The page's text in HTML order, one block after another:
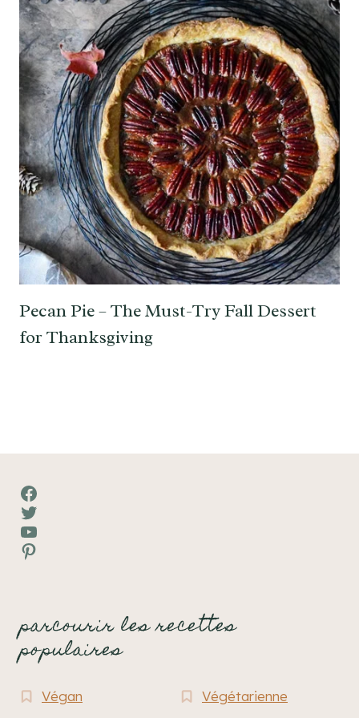
Pecan Pie – The Must-Try Fall Dessert
for Thanksgiving
Facebook
Twitter
YouTube
Pinterest
parcourir les recettes
populaires
Végan
Végétarienne